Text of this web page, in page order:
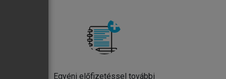
Egyéni előfizetéssel további